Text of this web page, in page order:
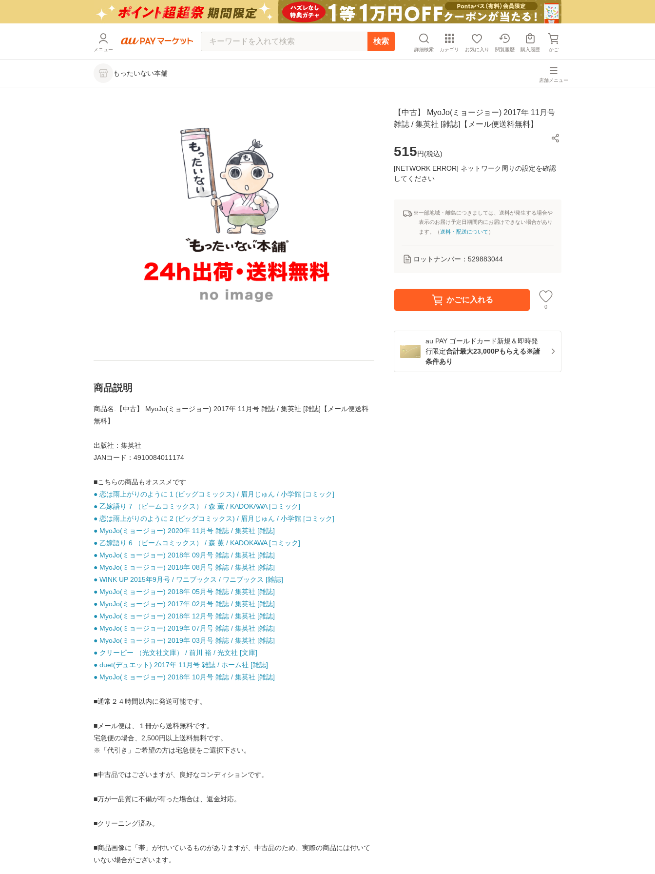
メニュー
検索
詳細検索 カテゴリ お気に入り 閲覧履歴 購入履歴 かご
もったいない本舗
店舗メニュー
【中古】 MyoJo(ミョージョー) 2017年 11月号
雑誌 / 集英社 [雑誌]【メール便送料無料】
515円(税込)
[NETWORK ERROR] ネットワーク周りの設定を確認
してください
※一部地域・離島につきましては、送料が発生する場合や
表示のお届け予定日期間内にお届けできない場合があり
ます。（送料・配送について ）
ロットナンバー： 529883044
かごに入れる
0
au PAY ゴールドカード新規＆即時発
行限定合計最大23,000Pもらえる※諸
条件あり
商品説明
商品名:【中古】 MyoJo(ミョージョー) 2017年 11月号 雑誌 / 集英社 [雑誌]【メール便送料
無料】
出版社：集英社
JANコード：4910084011174
■こちらの商品もオススメです
● 恋は雨上がりのように 1 (ビッグコミックス) / 眉月じゅん / 小学館 [コミック]
● 乙嫁語り 7 （ビームコミックス） / 森 薫 / KADOKAWA [コミック]
● 恋は雨上がりのように 2 (ビッグコミックス) / 眉月じゅん / 小学館 [コミック]
● MyoJo(ミョージョー) 2020年 11月号 雑誌 / 集英社 [雑誌]
● 乙嫁語り 6 （ビームコミックス） / 森 薫 / KADOKAWA [コミック]
● MyoJo(ミョージョー) 2018年 09月号 雑誌 / 集英社 [雑誌]
● MyoJo(ミョージョー) 2018年 08月号 雑誌 / 集英社 [雑誌]
● WINK UP 2015年9月号 / ワニブックス / ワニブックス [雑誌]
● MyoJo(ミョージョー) 2018年 05月号 雑誌 / 集英社 [雑誌]
● MyoJo(ミョージョー) 2017年 02月号 雑誌 / 集英社 [雑誌]
● MyoJo(ミョージョー) 2018年 12月号 雑誌 / 集英社 [雑誌]
● MyoJo(ミョージョー) 2019年 07月号 雑誌 / 集英社 [雑誌]
● MyoJo(ミョージョー) 2019年 03月号 雑誌 / 集英社 [雑誌]
● クリーピー （光文社文庫） / 前川 裕 / 光文社 [文庫]
● duet(デュエット) 2017年 11月号 雑誌 / ホーム社 [雑誌]
● MyoJo(ミョージョー) 2018年 10月号 雑誌 / 集英社 [雑誌]
■通常２４時間以内に発送可能です。
■メール便は、１冊から送料無料です。
宅急便の場合、2,500円以上送料無料です。
※「代引き」ご希望の方は宅急便をご選択下さい。
■中古品ではございますが、良好なコンディションです。
■万が一品質に不備が有った場合は、返金対応。
■クリーニング済み。
■商品画像に「帯」が付いているものがありますが、中古品のため、実際の商品には付いて
いない場合がございます。